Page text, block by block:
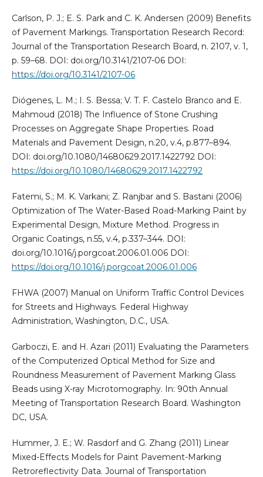
Carlson, P. J.; E. S. Park and C. K. Andersen (2009) Benefits
of Pavement Markings. Transportation Research Record:
Journal of the Transportation Research Board, n. 2107, v. 1,
p. 59–68. DOI: doi.org/10.3141/2107-06 DOI:
https://doi.org/10.3141/2107-06
Diógenes, L. M.; I. S. Bessa; V. T. F. Castelo Branco and E.
Mahmoud (2018) The Influence of Stone Crushing
Processes on Aggregate Shape Properties. Road
Materials and Pavement Design, n.20, v.4, p.877–894.
DOI: doi.org/10.1080/14680629.2017.1422792 DOI:
https://doi.org/10.1080/14680629.2017.1422792
Fatemi, S.; M. K. Varkani; Z. Ranjbar and S. Bastani (2006)
Optimization of The Water-Based Road-Marking Paint by
Experimental Design, Mixture Method. Progress in
Organic Coatings, n.55, v.4, p.337–344. DOI:
doi.org/10.1016/j.porgcoat.2006.01.006 DOI:
https://doi.org/10.1016/j.porgcoat.2006.01.006
FHWA (2007) Manual on Uniform Traffic Control Devices
for Streets and Highways. Federal Highway
Administration, Washington, D.C., USA.
Garboczi, E. and H. Azari (2011) Evaluating the Parameters
of the Computerized Optical Method for Size and
Roundness Measurement of Pavement Marking Glass
Beads using X-ray Microtomography. In: 90th Annual
Meeting of Transportation Research Board. Washington
DC, USA.
Hummer, J. E.; W. Rasdorf and G. Zhang (2011) Linear
Mixed-Effects Models for Paint Pavement-Marking
Retroreflectivity Data. Journal of Transportation